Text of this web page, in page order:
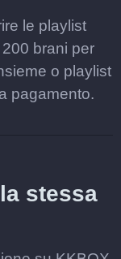
le playlist
brani per
o playlist
pagamento.
stessa